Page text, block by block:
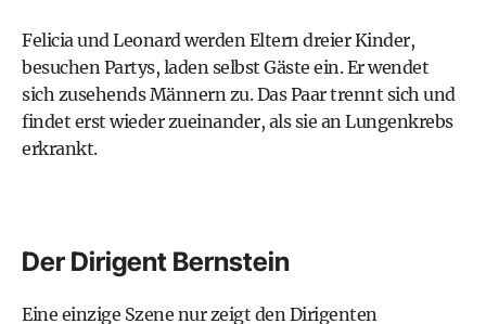
Felicia und Leonard werden Eltern dreier Kinder,
besuchen Partys, laden selbst Gäste ein. Er wendet
sich zusehends Männern zu. Das Paar trennt sich und
findet erst wieder zueinander, als sie an Lungenkrebs
erkrankt.
Der Dirigent Bernstein
Eine einzige Szene nur zeigt den Dirigenten